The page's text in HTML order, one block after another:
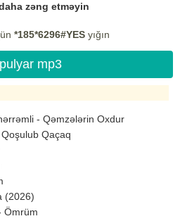
zəng etməyin
*185*6296#YES yığın
mp3
- Qəmzələrin Oxdur
Qaçaq
(2026)
Ömrüm